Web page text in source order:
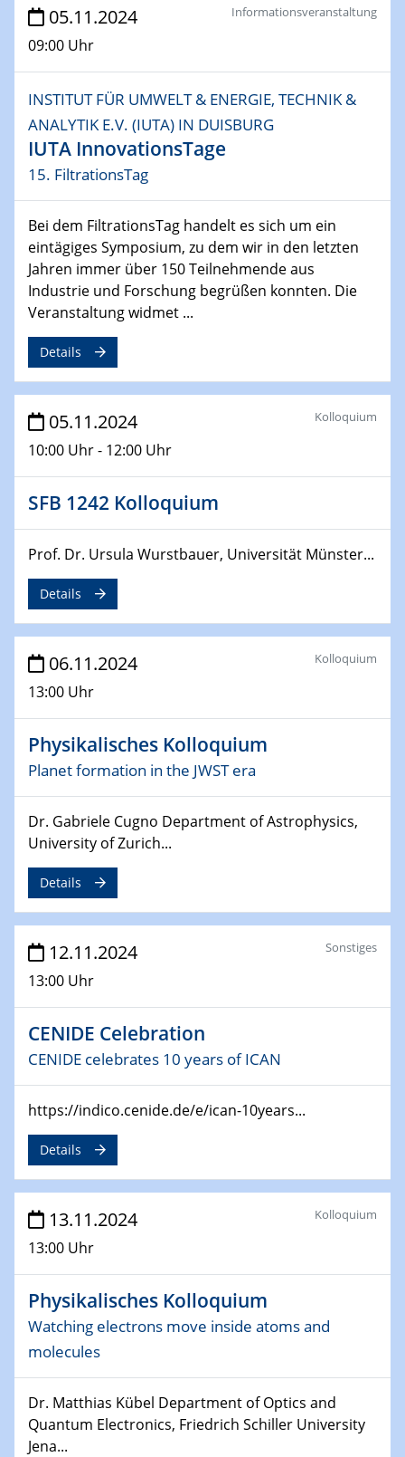
27.11.2024
Physikalisches Kolloquium
27.11.2024
GDCh Kolloquium
2D-MATURE Seminar Series
Revealing the intrinsic properties of MXenes
05.11.2024
09:00 Uhr
Informationsveranstaltung
INSTITUT FÜR UMWELT & ENERGIE, TECHNIK &
ANALYTIK E.V. (IUTA) IN DUISBURG
IUTA InnovationsTage
15. FiltrationsTag
Bei dem FiltrationsTag handelt es sich um ein
eintägiges Symposium, zu dem wir in den letzten
Jahren immer über 150 Teilnehmende aus
Industrie und Forschung begrüßen konnten. Die
Veranstaltung widmet ...
Details
05.11.2024
10:00 Uhr - 12:00 Uhr
Kolloquium
SFB 1242 Kolloquium
Prof. Dr. Ursula Wurstbauer, Universität Münster...
Details
06.11.2024
13:00 Uhr
Kolloquium
Physikalisches Kolloquium
Planet formation in the JWST era
Dr. Gabriele Cugno Department of Astrophysics,
University of Zurich...
Details
12.11.2024
13:00 Uhr
Sonstiges
CENIDE Celebration
CENIDE celebrates 10 years of ICAN
https://indico.cenide.de/e/ican-10years...
Details
13.11.2024
13:00 Uhr
Kolloquium
Physikalisches Kolloquium
Watching electrons move inside atoms and
molecules
Dr. Matthias Kübel Department of Optics and
Quantum Electronics, Friedrich Schiller University
Jena...